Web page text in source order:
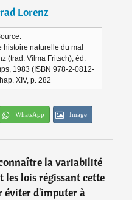
Lorenz
histoire naturelle du mal
(trad. Vilma Fritsch), éd.
1983 (ISBN 978-2-0812-
XIV, p. 282
WhatsApp Image
la variabilité
lois régissant cette
éviter d'imputer à